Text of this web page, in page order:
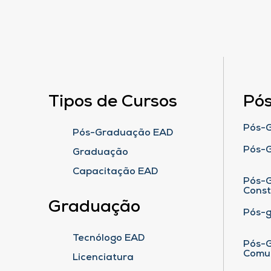
Tipos de Cursos
Pós-Graduação EAD
Graduação
Capacitação EAD
Graduação
Tecnólogo EAD
Licenciatura
Pós-
Pós-
Pós-
Pós-
Pós-